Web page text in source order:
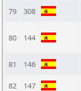
79 308
80 144
81 146
82 147